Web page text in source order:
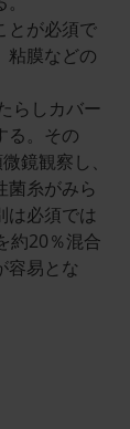
とが必須で
粘膜などの
らしカバー
る。その
鏡観察し、
菌糸がみら
は必須では
約20％混合
容易とな